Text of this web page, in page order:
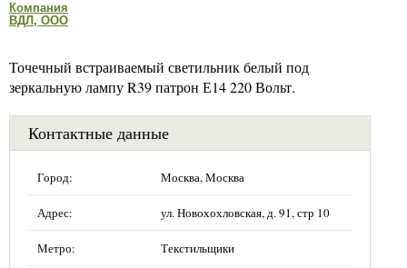
Компания
ВДЛ, ООО
Точечный встраиваемый светильник белый под
зеркальную лампу R39 патрон Е14 220 Вольт.
Контактные данные
Город: Москва, Москва
Адрес: ул. Новохохловская, д. 91, стр 10
Метро: Текстильщики